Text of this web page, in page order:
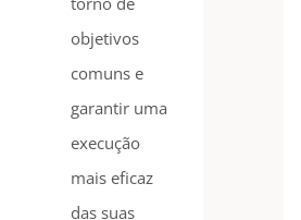
objetivos
comuns e
garantir uma
execução
mais eficaz
das suas